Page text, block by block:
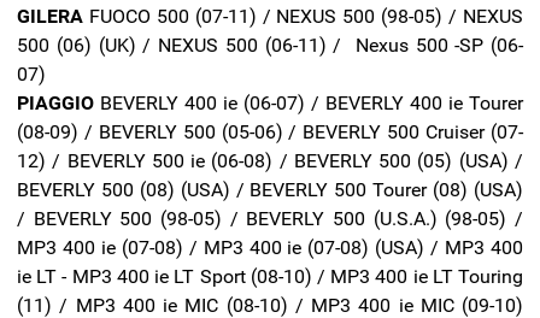
GILERA FUOCO 500 (07-11) / NEXUS 500 (98-05) / NEXUS
500 (06) (UK) / NEXUS 500 (06-11) / Nexus 500 -SP (06-
07)
PIAGGIO BEVERLY 400 ie (06-07) / BEVERLY 400 ie Tourer
(08-09) / BEVERLY 500 (05-06) / BEVERLY 500 Cruiser (07-
12) / BEVERLY 500 ie (06-08) / BEVERLY 500 (05) (USA) /
BEVERLY 500 (08) (USA) / BEVERLY 500 Tourer (08) (USA)
/ BEVERLY 500 (98-05) / BEVERLY 500 (U.S.A.) (98-05) /
MP3 400 ie (07-08) / MP3 400 ie (07-08) (USA) / MP3 400
ie LT - MP3 400 ie LT Sport (08-10) / MP3 400 ie LT Touring
(11) / MP3 400 ie MIC (08-10) / MP3 400 ie MIC (09-10)